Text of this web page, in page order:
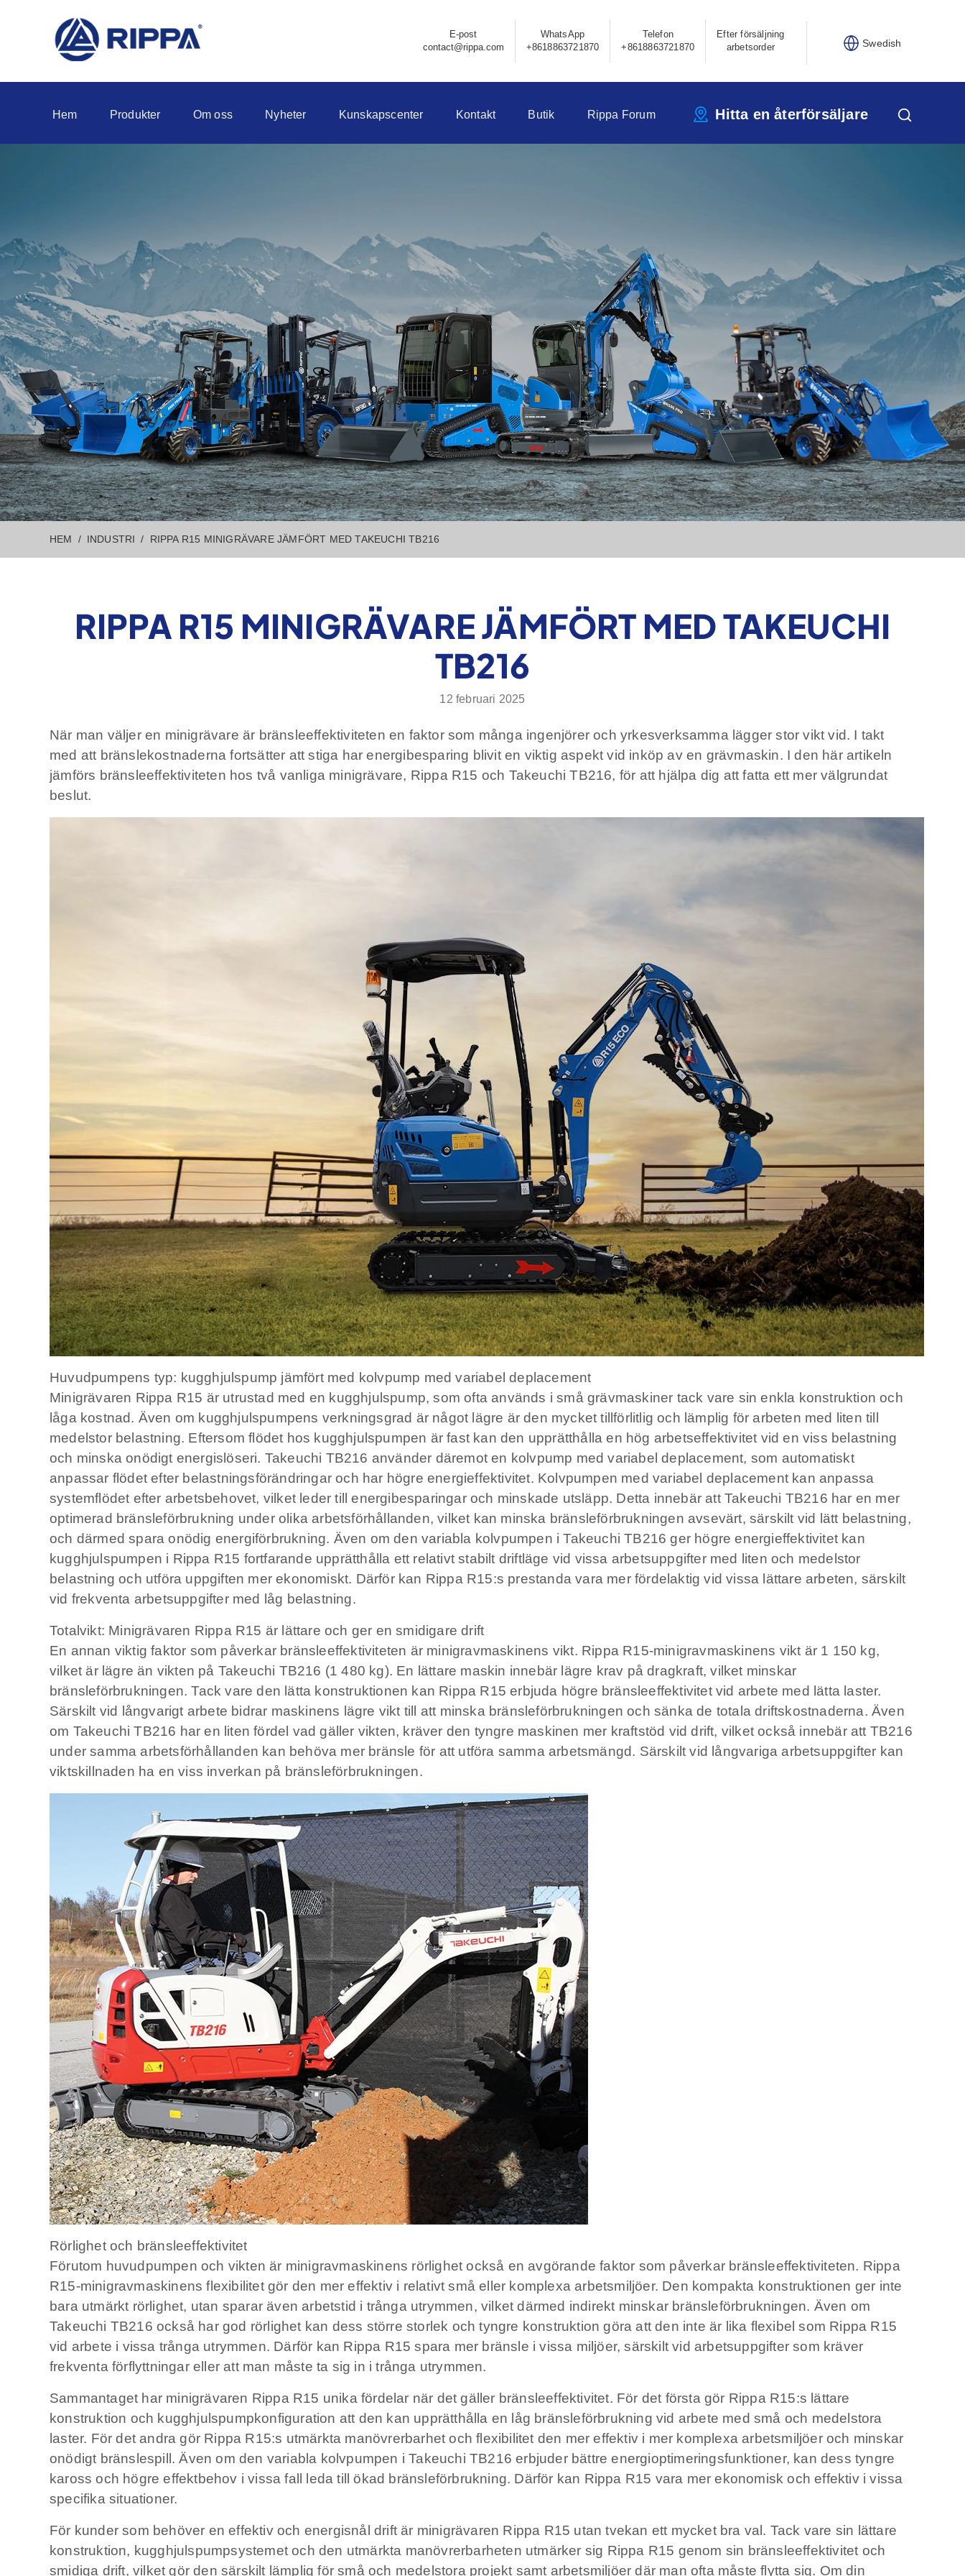
E-post
contact@rippa.com
WhatsApp
+8618863721870
Telefon
+8618863721870
Efter försäljning
arbetsorder
Swedish
Hem Produkter Om oss Nyheter Kunskapscenter Kontakt Butik Rippa Forum Hitta en återförsäljare
HEM INDUSTRI RIPPA R15 MINIGRÄVARE JÄMFÖRT MED TAKEUCHI TB216
RIPPA R15 MINIGRÄVARE JÄMFÖRT MED TAKEUCHI
TB216
12 februari 2025
När man väljer en minigrävare är bränsleeffektiviteten en faktor som många ingenjörer och yrkesverksamma lägger stor vikt vid. I takt
med att bränslekostnaderna fortsätter att stiga har energibesparing blivit en viktig aspekt vid inköp av en grävmaskin. I den här artikeln
jämförs bränsleeffektiviteten hos två vanliga minigrävare, Rippa R15 och Takeuchi TB216, för att hjälpa dig att fatta ett mer välgrundat
beslut.
Huvudpumpens typ: kugghjulspump jämfört med kolvpump med variabel deplacement
Minigrävaren Rippa R15 är utrustad med en kugghjulspump, som ofta används i små grävmaskiner tack vare sin enkla konstruktion och
låga kostnad. Även om kugghjulspumpens verkningsgrad är något lägre är den mycket tillförlitlig och lämplig för arbeten med liten till
medelstor belastning. Eftersom flödet hos kugghjulspumpen är fast kan den upprätthålla en hög arbetseffektivitet vid en viss belastning
och minska onödigt energislöseri. Takeuchi TB216 använder däremot en kolvpump med variabel deplacement, som automatiskt
anpassar flödet efter belastningsförändringar och har högre energieffektivitet. Kolvpumpen med variabel deplacement kan anpassa
systemflödet efter arbetsbehovet, vilket leder till energibesparingar och minskade utsläpp. Detta innebär att Takeuchi TB216 har en mer
optimerad bränsleförbrukning under olika arbetsförhållanden, vilket kan minska bränsleförbrukningen avsevärt, särskilt vid lätt belastning,
och därmed spara onödig energiförbrukning. Även om den variabla kolvpumpen i Takeuchi TB216 ger högre energieffektivitet kan
kugghjulspumpen i Rippa R15 fortfarande upprätthålla ett relativt stabilt driftläge vid vissa arbetsuppgifter med liten och medelstor
belastning och utföra uppgiften mer ekonomiskt. Därför kan Rippa R15:s prestanda vara mer fördelaktig vid vissa lättare arbeten, särskilt
vid frekventa arbetsuppgifter med låg belastning.
Totalvikt: Minigrävaren Rippa R15 är lättare och ger en smidigare drift
En annan viktig faktor som påverkar bränsleeffektiviteten är minigravmaskinens vikt. Rippa R15-minigravmaskinens vikt är 1 150 kg,
vilket är lägre än vikten på Takeuchi TB216 (1 480 kg). En lättare maskin innebär lägre krav på dragkraft, vilket minskar
bränsleförbrukningen. Tack vare den lätta konstruktionen kan Rippa R15 erbjuda högre bränsleeffektivitet vid arbete med lätta laster.
Särskilt vid långvarigt arbete bidrar maskinens lägre vikt till att minska bränsleförbrukningen och sänka de totala driftskostnaderna. Även
om Takeuchi TB216 har en liten fördel vad gäller vikten, kräver den tyngre maskinen mer kraftstöd vid drift, vilket också innebär att TB216
under samma arbetsförhållanden kan behöva mer bränsle för att utföra samma arbetsmängd. Särskilt vid långvariga arbetsuppgifter kan
viktskillnaden ha en viss inverkan på bränsleförbrukningen.
Rörlighet och bränsleeffektivitet
Förutom huvudpumpen och vikten är minigravmaskinens rörlighet också en avgörande faktor som påverkar bränsleeffektiviteten. Rippa
R15-minigravmaskinens flexibilitet gör den mer effektiv i relativt små eller komplexa arbetsmiljöer. Den kompakta konstruktionen ger inte
bara utmärkt rörlighet, utan sparar även arbetstid i trånga utrymmen, vilket därmed indirekt minskar bränsleförbrukningen. Även om
Takeuchi TB216 också har god rörlighet kan dess större storlek och tyngre konstruktion göra att den inte är lika flexibel som Rippa R15
vid arbete i vissa trånga utrymmen. Därför kan Rippa R15 spara mer bränsle i vissa miljöer, särskilt vid arbetsuppgifter som kräver
frekventa förflyttningar eller att man måste ta sig in i trånga utrymmen.
Sammantaget har minigrävaren Rippa R15 unika fördelar när det gäller bränsleeffektivitet. För det första gör Rippa R15:s lättare
konstruktion och kugghjulspumpkonfiguration att den kan upprätthålla en låg bränsleförbrukning vid arbete med små och medelstora
laster. För det andra gör Rippa R15:s utmärkta manövrerbarhet och flexibilitet den mer effektiv i mer komplexa arbetsmiljöer och minskar
onödigt bränslespill. Även om den variabla kolvpumpen i Takeuchi TB216 erbjuder bättre energioptimeringsfunktioner, kan dess tyngre
kaross och högre effektbehov i vissa fall leda till ökad bränsleförbrukning. Därför kan Rippa R15 vara mer ekonomisk och effektiv i vissa
specifika situationer.
För kunder som behöver en effektiv och energisnål drift är minigrävaren Rippa R15 utan tvekan ett mycket bra val. Tack vare sin lättare
konstruktion, kugghjulspumpsystemet och den utmärkta manövrerbarheten utmärker sig Rippa R15 genom sin bränsleeffektivitet och
smidiga drift, vilket gör den särskilt lämplig för små och medelstora projekt samt arbetsmiljöer där man ofta måste flytta sig. Om din